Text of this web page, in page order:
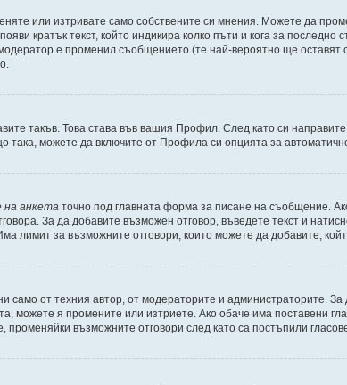
или изтривате само собствените си мнения. Можете да
кратък текст, който индикира колко пъти и кога за
е променил съобщението (те най-вероятно ще
такъв. Това става във вашия Профил. След като си
можете да включите от Профила си опцията за
на анкета точно под главната форма за писане на съобщение.
За да добавите възможен отговор, въведете текст и
лимит за възможните отговори, които можете да добавите,
от техния автор, от модераторите и администраторите.
можете я промените или изтриете. Ако обаче има поставени
възможните отговори след като са постъпили